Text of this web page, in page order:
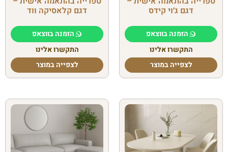
דגם ג׳וי קידס
הזמנה בווצאפ
התקשרו אלינו
לצפייה במוצר
דגם קלאסיקה ווד
הזמנה בווצאפ
התקשרו אלינו
לצפייה במוצר